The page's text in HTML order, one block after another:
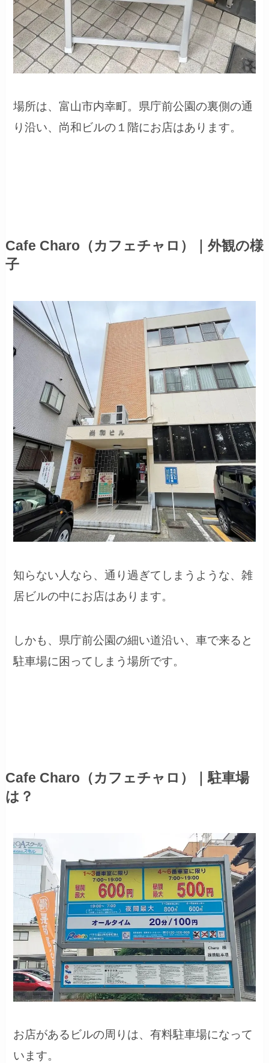
場所は、富山市内幸町。県庁前公園の裏側の通
り沿い、尚和ビルの１階にお店はあります。
Cafe Charo（カフェチャロ）｜外観の様
子
知らない人なら、通り過ぎてしまうような、雑
居ビルの中にお店はあります。
しかも、県庁前公園の細い道沿い、車で来ると
駐車場に困ってしまう場所です。
Cafe Charo（カフェチャロ）｜駐車場
は？
お店があるビルの周りは、有料駐車場になって
います。